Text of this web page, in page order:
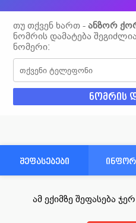
თუ თქვენ ხართ -ანზორ
ნომრის დამატება
ნომერი:
შეფასებები
ამ ექიმზე შეფასება